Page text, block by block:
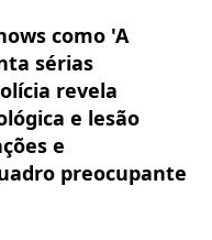
como 'A
sérias
revela
e lesão
e
preocupante